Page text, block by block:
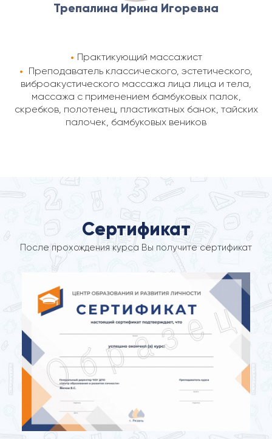
Трепалина Ирина Игоревна
Практикующий массажист
Преподаватель классического, эстетического,
виброакустического массажа лица лица и тела,
массажа с применением бамбуковых палок,
скребков, полотенец, пластикатных банок, тайских
палочек, бамбуковых веников
Сертификат
После прохождения курса Вы получите сертификат